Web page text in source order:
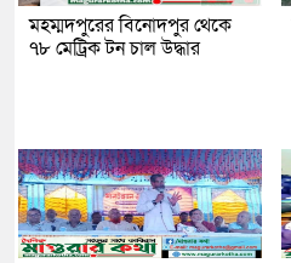
মহম্মদপুরের বিনোদপুর থেকে
৭৮ মেট্রিক টন চাল উদ্ধার